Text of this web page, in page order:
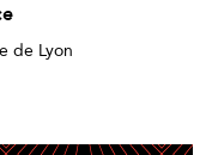
de Lyon